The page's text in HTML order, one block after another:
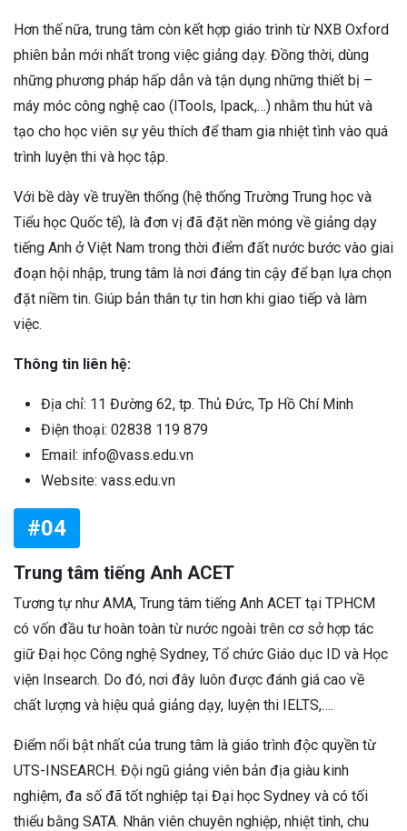
Hơn thế nữa, trung tâm còn kết hợp giáo trình từ NXB Oxford
phiên bản mới nhất trong việc giảng dạy. Đồng thời, dùng
những phương pháp hấp dẫn và tận dụng những thiết bị –
máy móc công nghệ cao (ITools, Ipack,…) nhằm thu hút và
tạo cho học viên sự yêu thích để tham gia nhiệt tình vào quá
trình luyện thi và học tập.
Với bề dày về truyền thống (hệ thống Trường Trung học và
Tiểu học Quốc tế), là đơn vị đã đặt nền móng về giảng dạy
tiếng Anh ở Việt Nam trong thời điểm đất nước bước vào giai
đoạn hội nhập, trung tâm là nơi đáng tin cậy để bạn lựa chọn
đặt niềm tin. Giúp bản thân tự tin hơn khi giao tiếp và làm
việc.
Thông tin liên hệ:
Địa chỉ: 11 Đường 62, tp. Thủ Đức, Tp Hồ Chí Minh
Điện thoại: 02838 119 879
Email: info@vass.edu.vn
Website: vass.edu.vn
#04
Trung tâm tiếng Anh ACET
Tương tự như AMA, Trung tâm tiếng Anh ACET tại TPHCM
có vốn đầu tư hoàn toàn từ nước ngoài trên cơ sở hợp tác
giữ Đại học Công nghệ Sydney, Tổ chức Giáo dục ID và Học
viện Insearch. Do đó, nơi đây luôn được đánh giá cao về
chất lượng và hiệu quả giảng dạy, luyện thi IELTS,….
Điểm nổi bật nhất của trung tâm là giáo trình độc quyền từ
UTS-INSEARCH. Đội ngũ giảng viên bản địa giàu kinh
nghiệm, đa số đã tốt nghiệp tại Đại học Sydney và có tối
thiểu bằng SATA. Nhân viên chuyên nghiệp, nhiệt tình, chu